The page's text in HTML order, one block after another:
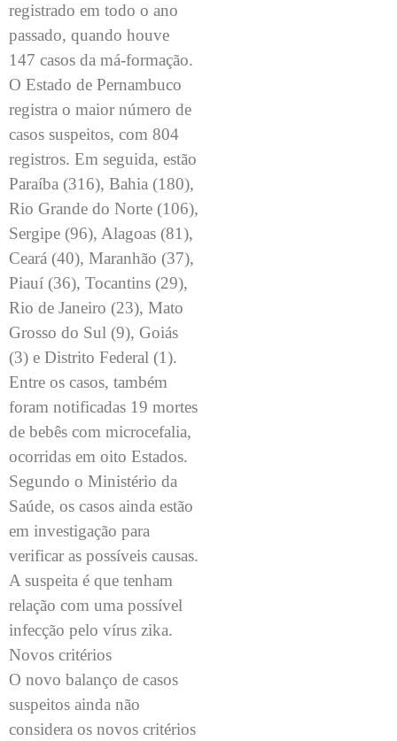
registrado em todo o ano
passado, quando houve
147 casos da má-formação.
O Estado de Pernambuco
registra o maior número de
casos suspeitos, com 804
registros. Em seguida, estão
Paraíba (316), Bahia (180),
Rio Grande do Norte (106),
Sergipe (96), Alagoas (81),
Ceará (40), Maranhão (37),
Piauí (36), Tocantins (29),
Rio de Janeiro (23), Mato
Grosso do Sul (9), Goiás
(3) e Distrito Federal (1).
Entre os casos, também
foram notificadas 19 mortes
de bebês com microcefalia,
ocorridas em oito Estados.
Segundo o Ministério da
Saúde, os casos ainda estão
em investigação para
verificar as possíveis causas.
A suspeita é que tenham
relação com uma possível
infecção pelo vírus zika.
Novos critérios
O novo balanço de casos
suspeitos ainda não
considera os novos critérios